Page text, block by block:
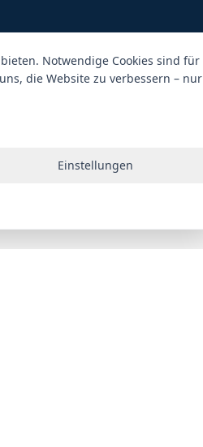
Notwendige Cookies sind für
die Website zu verbessern – nur
Einstellungen